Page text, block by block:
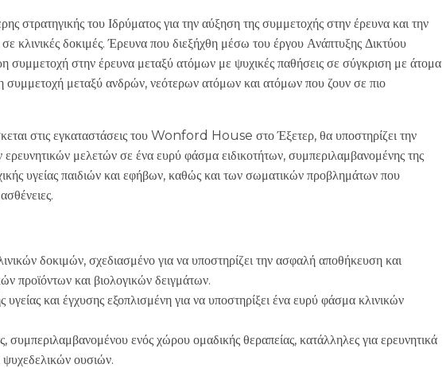
στρατηγικής του Ιδρύματος για την αύξηση της συμμετοχής στην έρευνα και την
κλινικές δοκιμές. Έρευνα που διεξήχθη μέσω του έργου Ανάπτυξης Δικτύου
στην έρευνα μεταξύ ατόμων με ψυχικές παθήσεις σε σύγκριση με άτομα
συμμετοχή μεταξύ ανδρών, νεότερων ατόμων και ατόμων που ζουν σε πιο
στις εγκαταστάσεις του Wonford House στο Έξετερ, θα υποστηρίζει την
μελετών σε ένα ευρύ φάσμα ειδικοτήτων, συμπεριλαμβανομένης της
υγείας παιδιών και εφήβων, καθώς και των σωματικών προβλημάτων που
δοκιμών, σχεδιασμένο για να υποστηρίζει την ασφαλή αποθήκευση και
προϊόντων και βιολογικών δειγμάτων.
και έγχυσης εξοπλισμένη για να υποστηρίξει ένα ευρύ φάσμα κλινικών
συμπεριλαμβανομένου ενός χώρου ομαδικής θεραπείας, κατάλληλες για ερευνητικά
ψυχεδελικών ουσιών.